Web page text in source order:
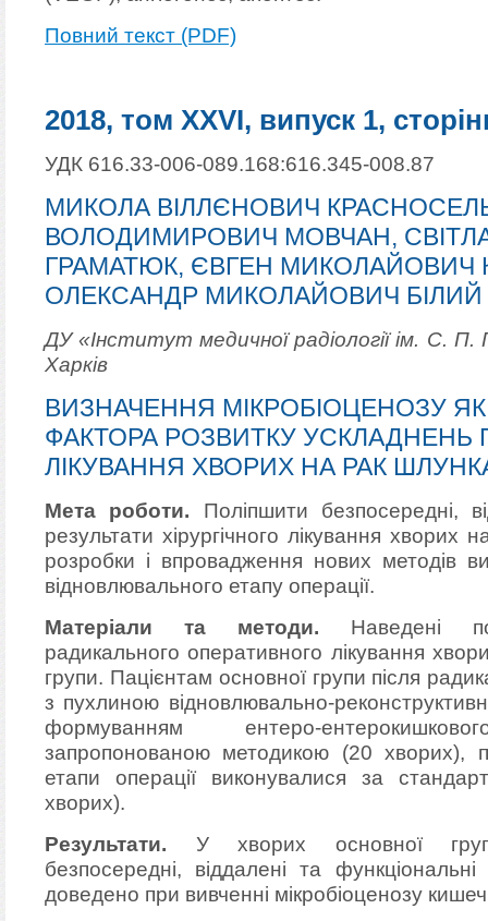
Повний текст (PDF)
2018, том XXVI, випуск 1,
УДК 616.33-006-089.168:616.345-008.87
МИКОЛА ВІЛЛЄНОВИЧ
ВОЛОДИМИРОВИЧ МОВЧАН,
ГРАМАТЮК, ЄВГЕН МИКОЛАЙОВИЧ
ОЛЕКСАНДР МИКОЛАЙОВИЧ БІЛИЙ
ДУ «Інститут медичної радіології ім. С.
Харків
ВИЗНАЧЕННЯ МІКРОБІОЦЕНОЗУ
ФАКТОРА РОЗВИТКУ УСКЛАДНЕНЬ
ЛІКУВАННЯ ХВОРИХ НА РАК
Мета роботи. Поліпшити безпосередні,
результати хірургічного лікування
розробки і впровадження нових методів
відновлювального етапу операції.
Матеріали та методи. Наведені
радикального оперативного лікування
групи. Пацієнтам основної групи після
з пухлиною відновлювально-
формуванням ентеро-
запропонованою методикою (20 хворих),
етапи операції виконувалися за
хворих).
Результати. У хворих основної
безпосередні, віддалені та
доведено при вивченні мікробіоценозу